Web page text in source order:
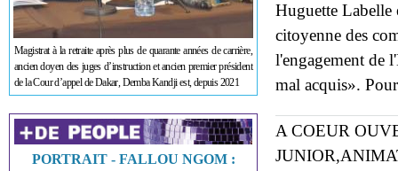
Magistrat à la retraite après plus de quarante années de carrière,
ancien doyen des juges d’instruction et ancien premier président
de la Cour d’appel de Dakar, Demba Kandji est, depuis 2021
PORTRAIT - FALLOU NGOM :
Huguette Labelle
citoyenne des
l'engagement de
mal acquis».
A COEUR